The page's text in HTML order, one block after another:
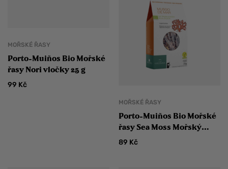
MOŘSKÉ ŘASY
Porto-Muiños Bio Mořské
řasy Nori vločky 25 g
99 Kč
MOŘSKÉ ŘASY
Porto-Muiños Bio Mořské
řasy Sea Moss Mořský
mech 25 g
89 Kč